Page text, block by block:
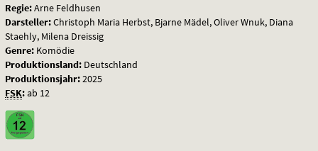
Regie:Arne Feldhusen
Darsteller:Christoph Maria Herbst, Bjarne Mädel, Oliver Wnuk, Diana
Staehly, Milena Dreissig
Genre: Komödie
Produktionsland: Deutschland
Produktionsjahr:2025
FSK:ab 12